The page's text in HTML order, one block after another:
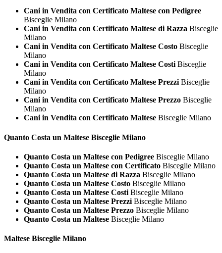
Cani in Vendita con Certificato Maltese con Pedigree
Bisceglie Milano
Cani in Vendita con Certificato Maltese di Razza Bisceglie
Milano
Cani in Vendita con Certificato Maltese Costo Bisceglie
Milano
Cani in Vendita con Certificato Maltese CostiBisceglie
Milano
Cani in Vendita con Certificato Maltese PrezziBisceglie
Milano
Cani in Vendita con Certificato Maltese Prezzo Bisceglie
Milano
Cani in Vendita con Certificato Maltese Bisceglie Milano
Quanto Costa un Maltese Bisceglie Milano
Quanto Costa un Maltese con Pedigree Bisceglie Milano
Quanto Costa un Maltese con Certificato Bisceglie Milano
Quanto Costa un Maltese di Razza Bisceglie Milano
Quanto Costa un Maltese Costo Bisceglie Milano
Quanto Costa un Maltese Costi Bisceglie Milano
Quanto Costa un Maltese Prezzi Bisceglie Milano
Quanto Costa un Maltese Prezzo Bisceglie Milano
Quanto Costa un Maltese Bisceglie Milano
Maltese Bisceglie Milano